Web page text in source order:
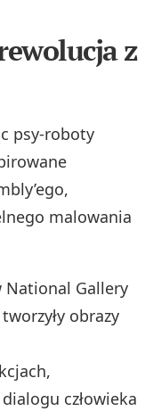
z
psy-roboty
malowania
National Gallery
obrazy
człowieka